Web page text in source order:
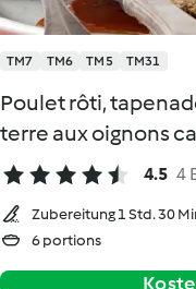
TM7 TM6 TM5 TM31
Poulet rôti,
terre aux oignons
4.5 4
Zubereitung 1 Std. 30
6 portions